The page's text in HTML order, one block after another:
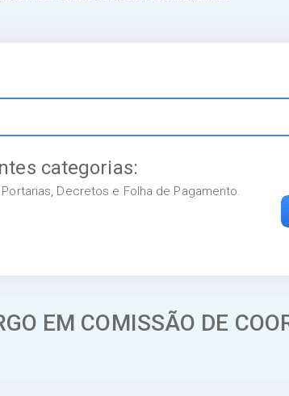
categorias:
Decretos e Folha de Pagamento.
EM COMISSÃO DE